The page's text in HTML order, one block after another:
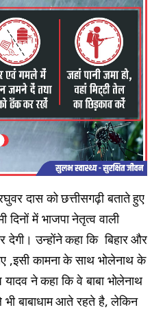
दास को छत्तीसगढ़ी बताते हुए
दिनों में भाजपा नेतृत्व वाली
उन्होंने कहा कि बिहार और
,इसी कामना के साथ भोलेनाथ के
ने कहा कि वे बाबा भोलेनाथ
बाबाधाम आते रहते है, लेकिन